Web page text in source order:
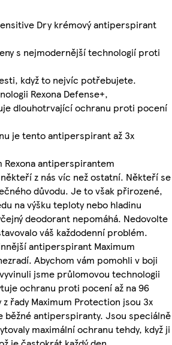
Dry krémový antiperspirant
s nejmodernější technologií proti
když to nejvíc potřebujete.
Rexona Defense+,
dlouhotrvající ochranu proti pocení
je tento antiperspirant až 3x
Rexona antiperspirantem
z nás víc než ostatní. Někteří se
důvodu. Je to však přirozené,
na výšku teploty nebo hladinu
deodorant nepomáhá. Nedovolte
váš každodenní problém.
antiperspirant Maximum
Abychom vám pomohli v boji
jsme průlomovou technologii
ochranu proti pocení až na 96
řady Maximum Protection jsou 3x
běžné antiperspiranty. Jsou speciálně
maximální ochranu tehdy, když ji